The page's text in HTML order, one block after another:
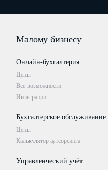
Малому бизнесу
Онлайн-бухгалтерия
Цены
Все возможности
Интеграции
Бухгалтерское обслуживание
Цены
Калькулятор аутсорсинга
Управленческий учёт